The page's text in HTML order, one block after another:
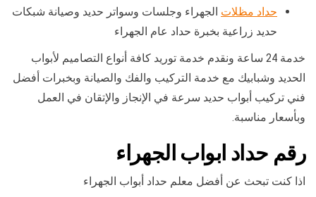
حداد مظلات الجهراء وجلسات وسواتر حديد وصيانة شبكات
حديد زراعية بخبرة حداد عام الجهراء
خدمة 24 ساعة ونقدم خدمة توريد كافة أنواع التصاميم لأبواب
الحديد وشبابيك مع خدمة التركيب والفك والصيانة وبخبرات أفضل
فني تركيب أبواب حديد سرعة في الإنجاز والإتقان في العمل
وبأسعار مناسبة.
رقم حداد ابواب الجهراء
اذا كنت تبحث عن أفضل معلم حداد أبواب الجهراء